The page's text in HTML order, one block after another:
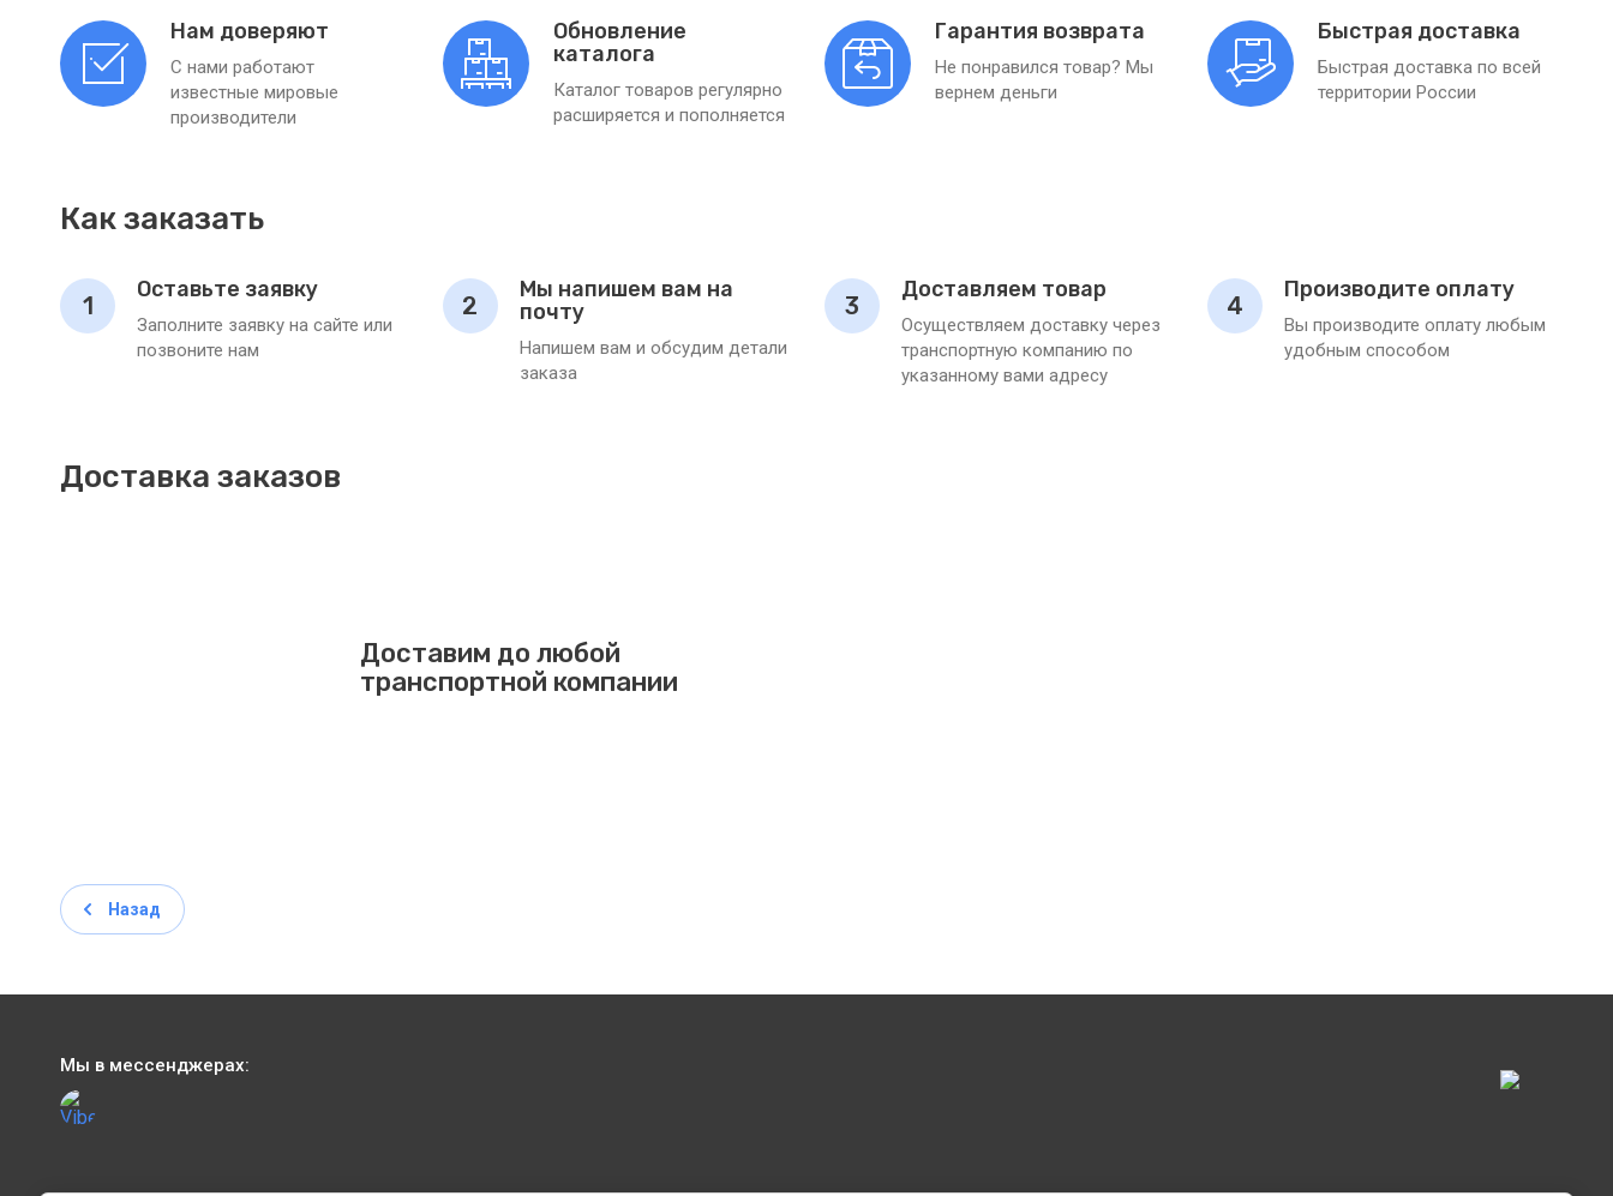
Нам доверяют
С нами работают
известные мировые
производители
Обновление
каталога
Каталог товаров регулярно
расширяется и пополняется
Гарантия возврата
Не понравился товар? Мы
вернем деньги
Быстрая доставка
Быстрая доставка по всей
территории России
Как заказать
1
Оставьте заявку
Заполните заявку на сайте или
позвоните нам
2
Мы напишем вам на
почту
Напишем вам и обсудим детали
заказа
3
Доставляем товар
Осуществляем доставку через
транспортную компанию по
указанному вами адресу
4
Производите оплату
Вы производите оплату любым
удобным способом
Доставка заказов
Доставим до любой
транспортной компании
Назад
Мы в мессенджерах: